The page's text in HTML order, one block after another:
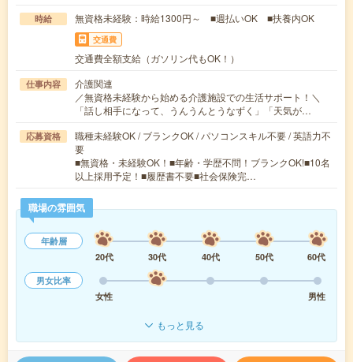
時給 無資格未経験：時給1300円～ ■週払いOK ■扶養内OK
交通費
交通費全額支給（ガソリン代もOK！）
仕事内容
介護関連
／無資格未経験から始める介護施設での生活サポート！＼
「話し相手になって、うんうんとうなずく」「天気が…
応募資格
職種未経験OK / ブランクOK / パソコンスキル不要 / 英語力不
要
■無資格・未経験OK！■年齢・学歴不問！ブランクOK!■10名
以上採用予定！■履歴書不要■社会保険完…
職場の雰囲気
年齢層
20代
30代 40代 50代
60代
男女比率
女性
男性
もっと見る